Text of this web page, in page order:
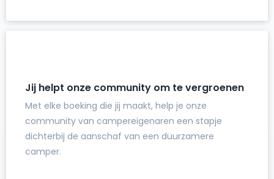
Jij helpt onze community om te vergroenen
Met elke boeking die jij maakt, help je onze
community van campereigenaren een stapje
dichterbij de aanschaf van een duurzamere
camper.